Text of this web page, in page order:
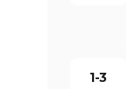
1-3